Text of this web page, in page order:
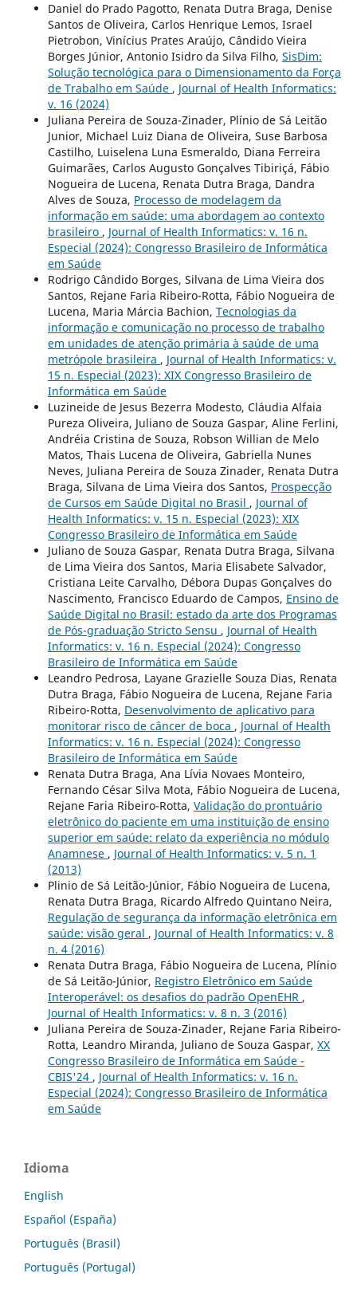
Daniel do Prado Pagotto, Renata Dutra Braga, Denise
Santos de Oliveira, Carlos Henrique Lemos, Israel
Pietrobon, Vinícius Prates Araújo, Cândido Vieira
Borges Júnior, Antonio Isidro da Silva Filho, SisDim:
Solução tecnológica para o Dimensionamento da Força
de Trabalho em Saúde , Journal of Health Informatics:
v. 16 (2024)
Juliana Pereira de Souza-Zinader, Plínio de Sá Leitão
Junior, Michael Luiz Diana de Oliveira, Suse Barbosa
Castilho, Luiselena Luna Esmeraldo, Diana Ferreira
Guimarães, Carlos Augusto Gonçalves Tibiriçá, Fábio
Nogueira de Lucena, Renata Dutra Braga, Dandra
Alves de Souza, Processo de modelagem da
informação em saúde: uma abordagem ao contexto
brasileiro , Journal of Health Informatics: v. 16 n.
Especial (2024): Congresso Brasileiro de Informática
em Saúde
Rodrigo Cândido Borges, Silvana de Lima Vieira dos
Santos, Rejane Faria Ribeiro-Rotta, Fábio Nogueira de
Lucena, Maria Márcia Bachion, Tecnologias da
informação e comunicação no processo de trabalho
em unidades de atenção primária à saúde de uma
metrópole brasileira , Journal of Health Informatics: v.
15 n. Especial (2023): XIX Congresso Brasileiro de
Informática em Saúde
Luzineide de Jesus Bezerra Modesto, Cláudia Alfaia
Pureza Oliveira, Juliano de Souza Gaspar, Aline Ferlini,
Andréia Cristina de Souza, Robson Willian de Melo
Matos, Thais Lucena de Oliveira, Gabriella Nunes
Neves, Juliana Pereira de Souza Zinader, Renata Dutra
Braga, Silvana de Lima Vieira dos Santos, Prospecção
de Cursos em Saúde Digital no Brasil , Journal of
Health Informatics: v. 15 n. Especial (2023): XIX
Congresso Brasileiro de Informática em Saúde
Juliano de Souza Gaspar, Renata Dutra Braga, Silvana
de Lima Vieira dos Santos, Maria Elisabete Salvador,
Cristiana Leite Carvalho, Débora Dupas Gonçalves do
Nascimento, Francisco Eduardo de Campos, Ensino de
Saúde Digital no Brasil: estado da arte dos Programas
de Pós-graduação Stricto Sensu , Journal of Health
Informatics: v. 16 n. Especial (2024): Congresso
Brasileiro de Informática em Saúde
Leandro Pedrosa, Layane Grazielle Souza Dias, Renata
Dutra Braga, Fábio Nogueira de Lucena, Rejane Faria
Ribeiro-Rotta, Desenvolvimento de aplicativo para
monitorar risco de câncer de boca , Journal of Health
Informatics: v. 16 n. Especial (2024): Congresso
Brasileiro de Informática em Saúde
Renata Dutra Braga, Ana Lívia Novaes Monteiro,
Fernando César Silva Mota, Fábio Nogueira de Lucena,
Rejane Faria Ribeiro-Rotta, Validação do prontuário
eletrônico do paciente em uma instituição de ensino
superior em saúde: relato da experiência no módulo
Anamnese , Journal of Health Informatics: v. 5 n. 1
(2013)
Plinio de Sá Leitão-Júnior, Fábio Nogueira de Lucena,
Renata Dutra Braga, Ricardo Alfredo Quintano Neira,
Regulação de segurança da informação eletrônica em
saúde: visão geral , Journal of Health Informatics: v. 8
n. 4 (2016)
Renata Dutra Braga, Fábio Nogueira de Lucena, Plínio
de Sá Leitão-Júnior, Registro Eletrônico em Saúde
Interoperável: os desafios do padrão OpenEHR ,
Journal of Health Informatics: v. 8 n. 3 (2016)
Juliana Pereira de Souza-Zinader, Rejane Faria Ribeiro-
Rotta, Leandro Miranda, Juliano de Souza Gaspar, XX
Congresso Brasileiro de Informática em Saúde -
CBIS'24 , Journal of Health Informatics: v. 16 n.
Especial (2024): Congresso Brasileiro de Informática
em Saúde
Idioma
English
Español (España)
Português (Brasil)
Português (Portugal)